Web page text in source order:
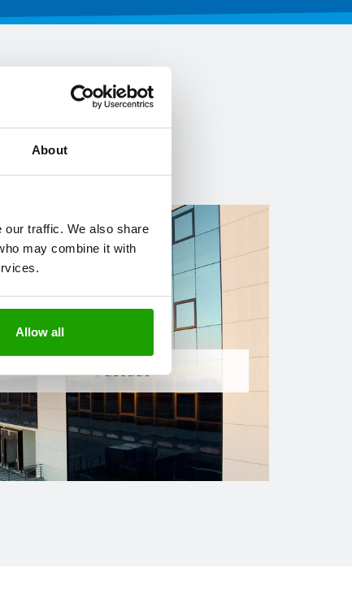
About
our traffic. We also share
may combine it with
Allow all
Fassade